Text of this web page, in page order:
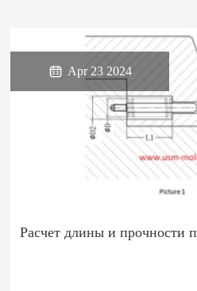
 Apr 23 2024
Расчет длины и прочности